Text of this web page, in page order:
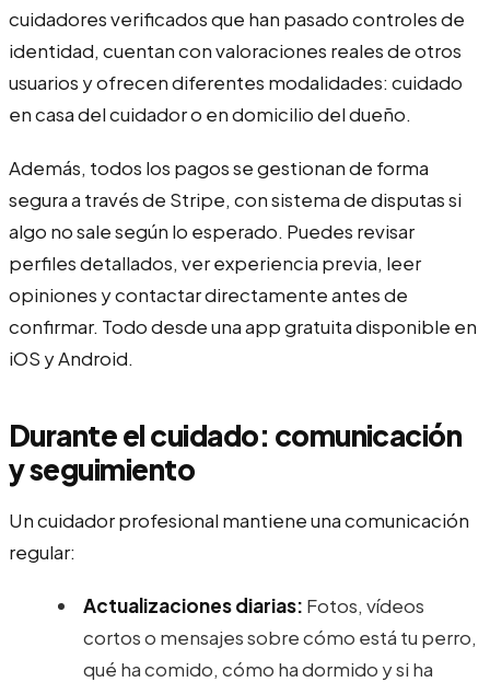
cuidadores verificados que han pasado controles de
identidad, cuentan con valoraciones reales de otros
usuarios y ofrecen diferentes modalidades: cuidado
en casa del cuidador o en domicilio del dueño.
Además, todos los pagos se gestionan de forma
segura a través de Stripe, con sistema de disputas si
algo no sale según lo esperado. Puedes revisar
perfiles detallados, ver experiencia previa, leer
opiniones y contactar directamente antes de
confirmar. Todo desde una app gratuita disponible en
iOS y Android.
Durante el cuidado: comunicación
y seguimiento
Un cuidador profesional mantiene una comunicación
regular:
Actualizaciones diarias: Fotos, vídeos
cortos o mensajes sobre cómo está tu perro,
qué ha comido, cómo ha dormido y si ha